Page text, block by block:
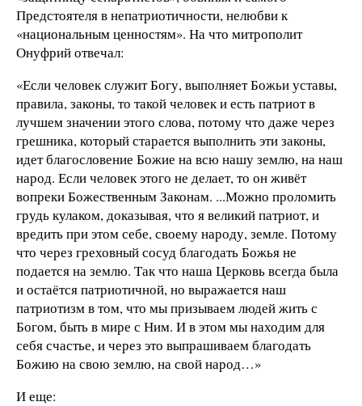
Предстоятеля в непатриотичности, нелюбви к
«национальным ценностям». На что митрополит
Онуфрий отвечал:
«Если человек служит Богу, выполняет Божьи уставы,
правила, законы, то такой человек и есть патриот в
лучшем значении этого слова, потому что даже через
грешника, который старается выполнить эти законы,
идет благословение Божие на всю нашу землю, на наш
народ. Если человек этого не делает, то он живёт
вопреки Божественным Законам. ...Можно проломить
грудь кулаком, доказывая, что я великий патриот, и
вредить при этом себе, своему народу, земле. Потому
что через греховный сосуд благодать Божья не
подается на землю. Так что наша Церковь всегда была
и остаётся патриотичной, но выражается наш
патриотизм в том, что мы призываем людей жить с
Богом, быть в мире с Ним. И в этом мы находим для
себя счастье, и через это выпрашиваем благодать
Божию на свою землю, на свой народ…»
И еще: